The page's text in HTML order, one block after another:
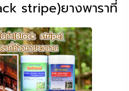
stripe)ยางพาราที่